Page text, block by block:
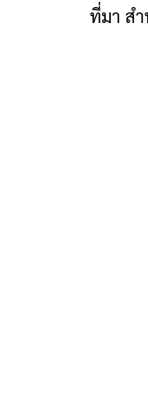
ที่มา ส